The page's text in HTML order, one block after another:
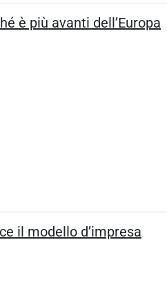
è più avanti dell’Europa
il modello d’impresa